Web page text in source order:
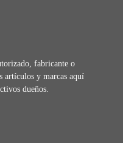
fabricante o
artículos y marcas aquí
dueños.